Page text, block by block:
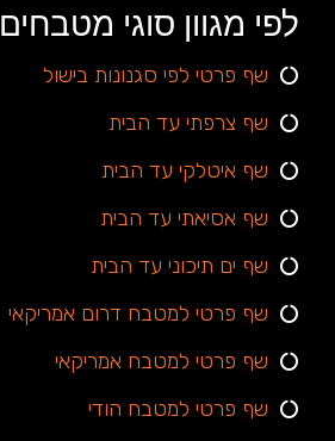
לפי מגוון סוגי מטבחים
שף פרטי לפי סגנונות בישול
שף צרפתי עד הבית
שף איטלקי עד הבית
שף אסיאתי עד הבית
שף ים תיכוני עד הבית
שף פרטי למטבח דרום אמריקאי
שף פרטי למטבח אמריקאי
שף פרטי למטבח הודי